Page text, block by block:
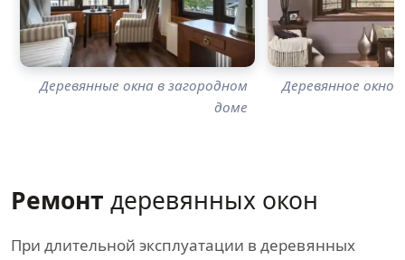
Деревянные окна в загородном
доме
Деревянное окно
Ремонт деревянных окон
При длительной эксплуатации в деревянных